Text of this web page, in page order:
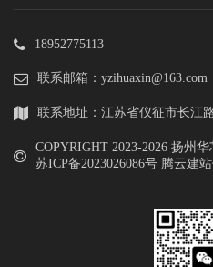
18952775113
联系邮箱：yzihuaxin@163.com
联系地址：江苏省仪征市长江
COPYRIGHT 2023-2026 扬州
苏ICP备2023026086号 腾云建